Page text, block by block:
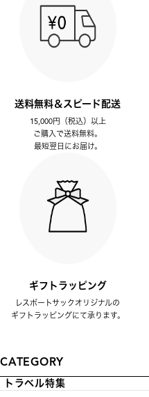
送料無料＆スピード配送
15,000円（税込）以上
ご購入で送料無料。
最短翌日にお届け。
ギフトラッピング
レスポートサックオリジナルの
ギフトラッピングにて承ります。
CATEGORY
トラベル特集